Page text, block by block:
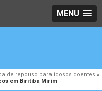
MENU
de repouso para idosos doentes»
em Biritiba Mirim